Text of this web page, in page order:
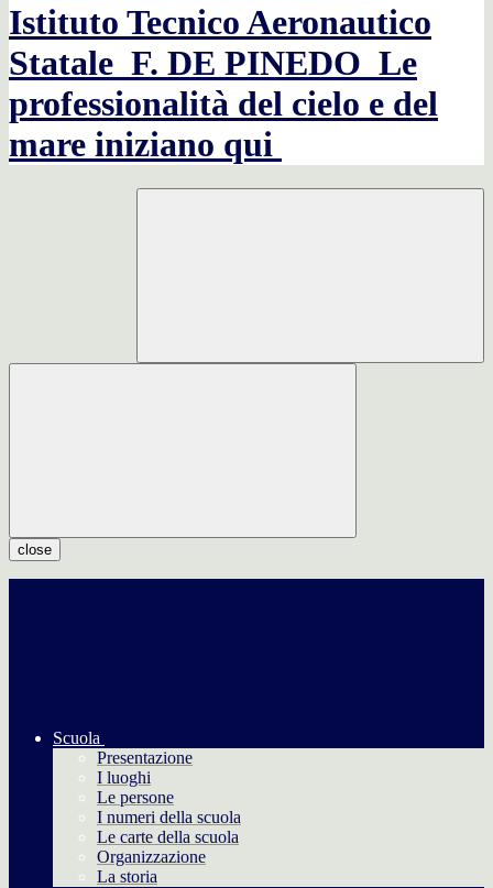
Istituto Tecnico Aeronautico
Statale F. DE PINEDO Le
professionalità del cielo e del
mare iniziano qui
close
Scuola
Presentazione
I luoghi
Le persone
I numeri della scuola
Le carte della scuola
Organizzazione
La storia